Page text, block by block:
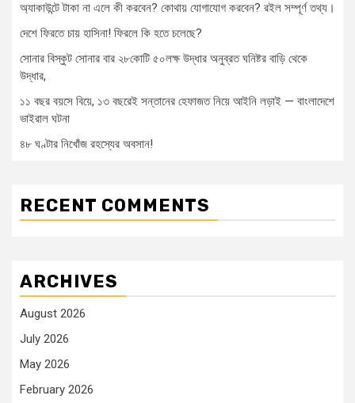
অ্যাকাউন্টে টাকা না এলে কী করবেন? কোথায় যোগাযোগ করবেন? রইল সম্পূর্ণ তথ্য।
দেশে ফিরতে চায় হাসিনা! ফিরলে কি হতে চলেছে?
সোনার বিস্কুট সোনার বার ২৮কোটি ৫০লক্ষ উদ্ধার অনুব্রত ঘনিষ্টর বাড়ি থেকে
উদ্ধার,
১১ বছর বয়সে বিয়ে, ১৩ বছরেই সন্তানের হেফাজত নিয়ে আইনি লড়াই — বাংলাদেশে
ভাইরাল ঘটনা
৪৮ ঘণ্টার নিখোঁজ রহস্যের অবসান!
RECENT COMMENTS
ARCHIVES
August 2026
July 2026
May 2026
February 2026